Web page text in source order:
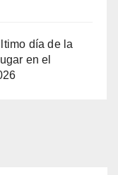
día de la
en el